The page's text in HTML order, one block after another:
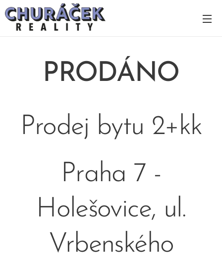
PRODÁNO
Prodej bytu 2+kk
Praha 7 -
Holešovice, ul.
Vrbenského